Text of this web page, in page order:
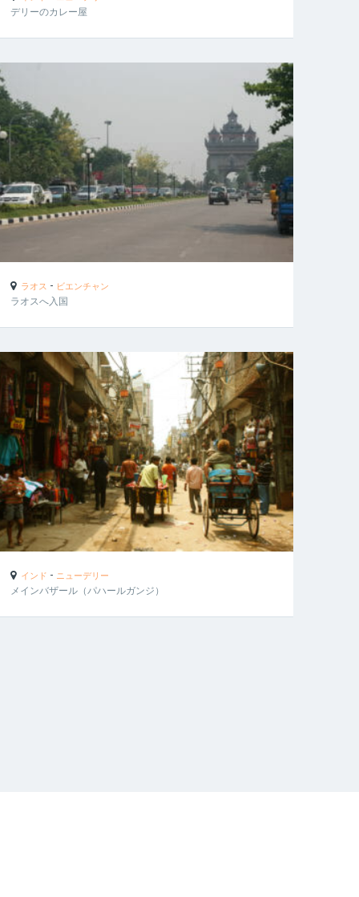
デリーのカレー屋
ラオス - ビエンチャン
ラオスへ入国
インド - ニューデリー
メインバザール（パハールガンジ）